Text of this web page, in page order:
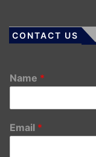
CONTACT US
Name *
Email *